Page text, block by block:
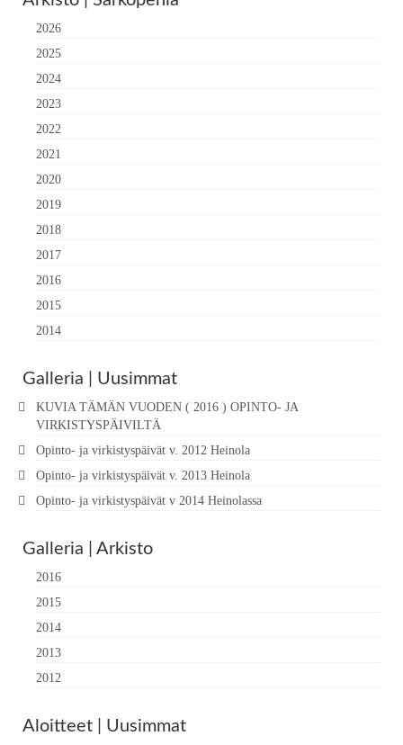
2026
2025
2024
2023
2022
2021
2020
2019
2018
2017
2016
2015
2014
Galleria | Uusimmat
KUVIA TÄMÄN VUODEN ( 2016 ) OPINTO- JA
VIRKISTYSPÄIVILTÄ
Opinto- ja virkistyspäivät v. 2012 Heinola
Opinto- ja virkistyspäivät v. 2013 Heinola
Opinto- ja virkistyspäivät v 2014 Heinolassa
Galleria | Arkisto
2016
2015
2014
2013
2012
Aloitteet | Uusimmat